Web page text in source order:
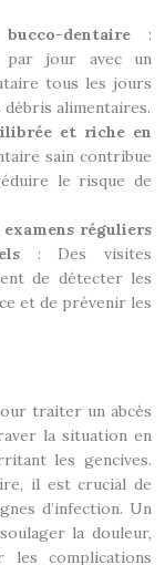
dentaire :
par jour avec un
tous les jours
alimentaires.
et riche en
sain contribue
le risque de
réguliers
: Des visites
de détecter les
et de prévenir les
traiter un abcès
la situation en
les gencives.
il est crucial de
d’infection. Un
la douleur,
les complications